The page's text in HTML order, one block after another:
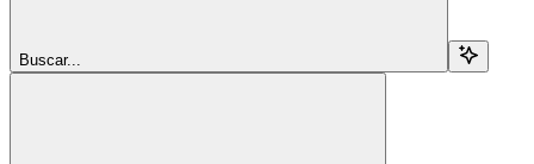
Buscar...